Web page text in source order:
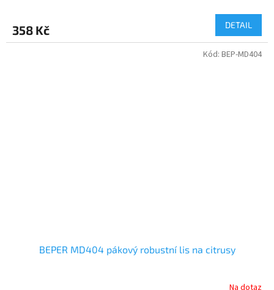
358 Kč DETAIL
BEPER MD404 pákový robustní lis na citrusy
Kód: BEP-MD404